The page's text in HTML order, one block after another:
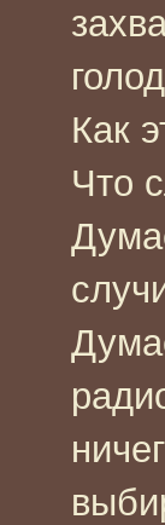
Как
Что